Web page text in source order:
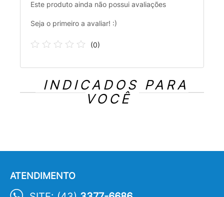
Este produto ainda não possui avaliações
Seja o primeiro a avaliar! :)
(0)
INDICADOS PARA
VOCÊ
ATENDIMENTO